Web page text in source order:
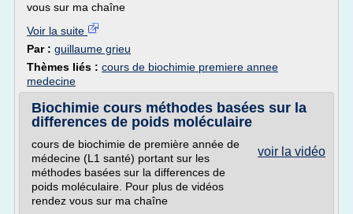
vous sur ma chaîne
Voir la suite
Par : guillaume grieu
Thèmes liés : cours de biochimie premiere annee
medecine
Biochimie cours méthodes basées sur la
differences de poids moléculaire
voir la vidéo
cours de biochimie de première année de
médecine (L1 santé) portant sur les
méthodes basées sur la differences de
poids moléculaire. Pour plus de vidéos
rendez vous sur ma chaîne